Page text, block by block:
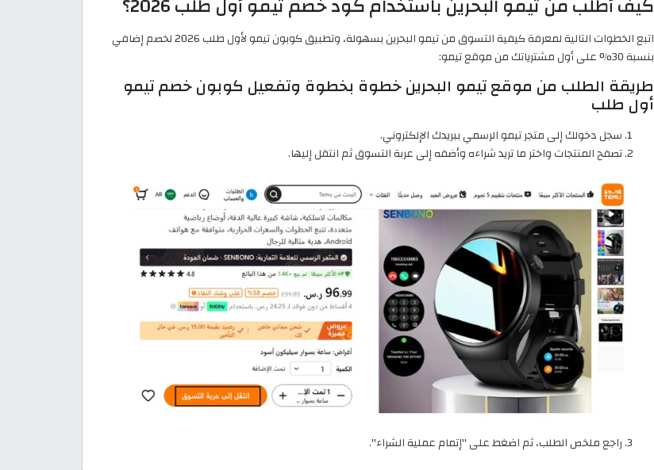
اتبع الخطوات التالية لمعرفة كيفية التسوق من تيمو البحرين بسهولة، وتطبيق كوبون تيمو لأول طلب 2026 لخصم إضافي
بنسبة 30% على أول مشترياتك من موقع تيمو:
طريقة الطلب من موقع تيمو البحرين خطوة بخطوة وتفعيل كوبون خصم تيمو
أول طلب
سجل دخولك إلى متجر تيمو الرسمي ببريدك الإلكتروني.
تصفح المنتجات واختر ما تريد شراءه وأضفه إلى عربة التسوق ثم انتقل إليها.
راجع ملخص الطلب، ثم اضغط على "إتمام عملية الشراء".